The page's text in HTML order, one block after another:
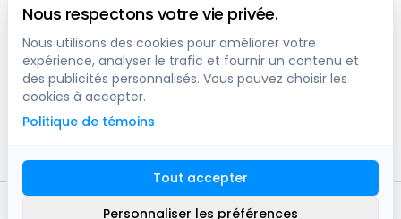
Vancouver
1200 W 73rd Ave #1415, Vancouver, BC, V6P 6G5, Canada
Calgary
444 5 Ave SW #400 Calgary, AB, T2P 2T8, Canada
2016 -2026
Nous respectons votre vie privée.
Nous utilisons des cookies pour améliorer votre
expérience, analyser le trafic et fournir un contenu et
des publicités personnalisés. Vous pouvez choisir les
cookies à accepter.
Politique de témoins
Tout accepter
Personnaliser les préférences